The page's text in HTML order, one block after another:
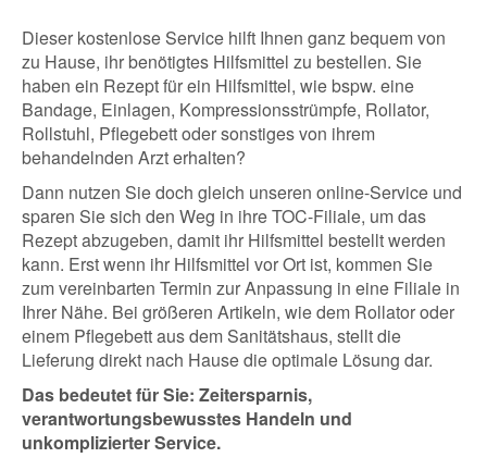
Dieser kostenlose Service hilft Ihnen ganz bequem von
zu Hause, ihr benötigtes Hilfsmittel zu bestellen. Sie
haben ein Rezept für ein Hilfsmittel, wie bspw. eine
Bandage, Einlagen, Kompressionsstrümpfe, Rollator,
Rollstuhl, Pflegebett oder sonstiges von ihrem
behandelnden Arzt erhalten?
Dann nutzen Sie doch gleich unseren online-Service und
sparen Sie sich den Weg in ihre TOC-Filiale, um das
Rezept abzugeben, damit ihr Hilfsmittel bestellt werden
kann. Erst wenn ihr Hilfsmittel vor Ort ist, kommen Sie
zum vereinbarten Termin zur Anpassung in eine Filiale in
Ihrer Nähe. Bei größeren Artikeln, wie dem Rollator oder
einem Pflegebett aus dem Sanitätshaus, stellt die
Lieferung direkt nach Hause die optimale Lösung dar.
Das bedeutet für Sie: Zeitersparnis,
verantwortungsbewusstes Handeln und
unkomplizierter Service.